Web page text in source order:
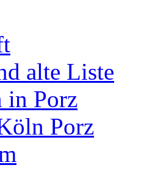
alte Liste
in Porz
Porz